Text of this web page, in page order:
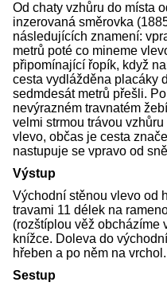
Od chaty vzhůru do místa
inzerovaná směrovka
následujících znamení:
metrů poté co mineme
připomínající řopík, když
cesta vydlážděna placáky
sedmdesát metrů přešli.
nevýrazném travnatém
velmi strmou trávou
vlevo, občas je cesta
nastupuje se vpravo od
Výstup
Východní stěnou vlevo od
travami 11 délek na
(rozštíplou věž obcházíme
knížce. Doleva do
hřeben a po něm na vrchol.
Sestup